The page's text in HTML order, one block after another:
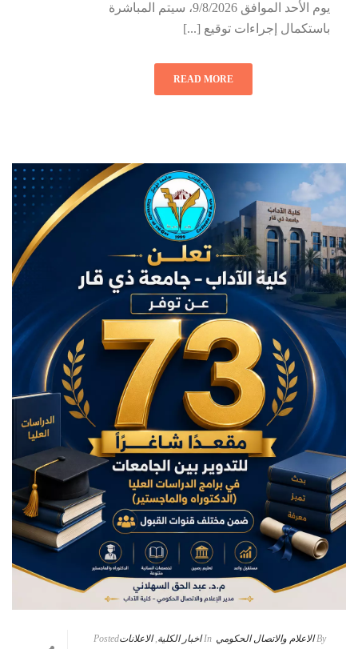
يوم الأحد الموافق 9/8/2026، سيتم المباشرة
باستكمال إجراءات توقيع [...]
READ MORE
By الاعلام والاتصال الحكومي In اخبار الكلية ,الاعلاناتPosted